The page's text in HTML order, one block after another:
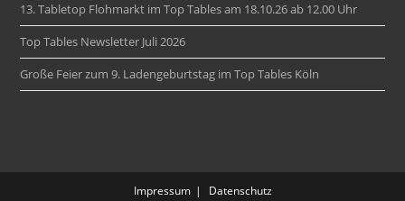
13. Tabletop Flohmarkt im Top Tables am 18.10.26 ab 12.00 Uhr
Top Tables Newsletter Juli 2026
Große Feier zum 9. Ladengeburtstag im Top Tables Köln
Impressum Datenschutz